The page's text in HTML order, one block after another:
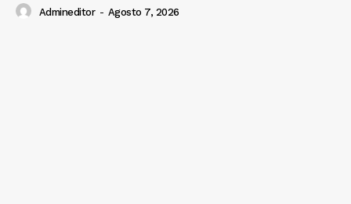
Admineditor - Agosto 7, 2026